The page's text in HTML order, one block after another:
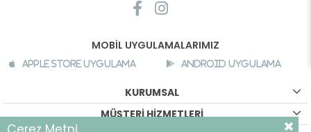
MOBİL UYGULAMALARIMIZ
Apple Store Uygulama Android Uygulama
KURUMSAL
MÜŞTERİ HİZMETLERİ